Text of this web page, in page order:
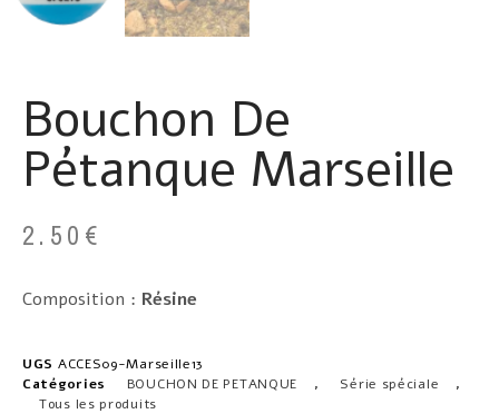
Bouchon De
Pétanque Marseille
2.50 €
Composition : Résine
UGS ACCES09-Marseille13
Catégories
BOUCHON DE PETANQUE , Série spéciale
,
Tous les produits